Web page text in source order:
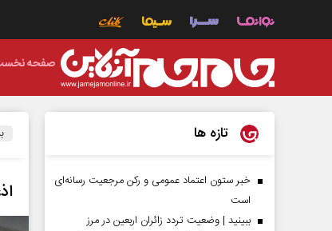
صفحه
تازه ها
خبر ستون اعتماد عمومی و رکن مرجعیت رسانه‌ای
است
ببینید | وضعیت تردد زائران اربعین در مرز